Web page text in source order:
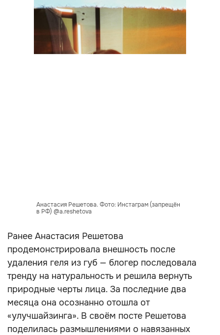
Анастасия Решетова. Фото: Инстаграм (запрещён
в РФ) @a.reshetova
Ранее Анастасия Решетова
продемонстрировала внешность после
удаления геля из губ — блогер последовала
тренду на натуральность и решила вернуть
природные черты лица. За последние два
месяца она осознанно отошла от
«улучшайзинга». В своём посте Решетова
поделилась размышлениями о навязанных